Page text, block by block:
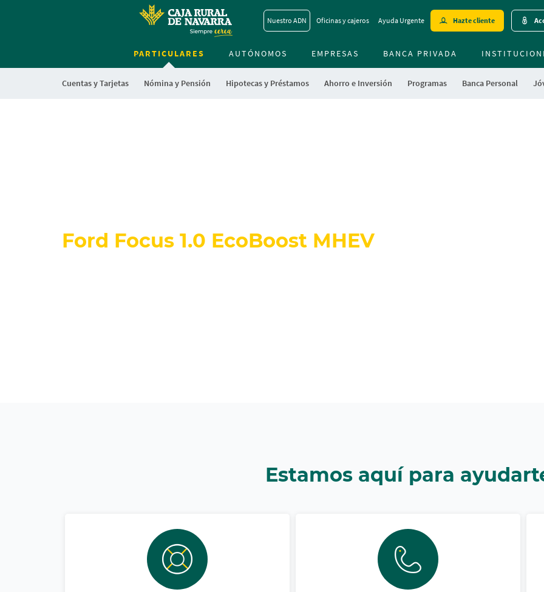
to
contentt
Nuestro ADN Oficinas y cajeros Ayuda Urgente Hazte cliente
PARTICULARES
Cuentas y Tarjetas Nómina y Pensión Hipotecas y Préstamos Ahorro e Inversión Programas Banca Personal
AUTÓNOMOS EMPRESAS BANCA PRIVADA
Ford Focus 1.0 EcoBoost MHEV
Estamos aquí para